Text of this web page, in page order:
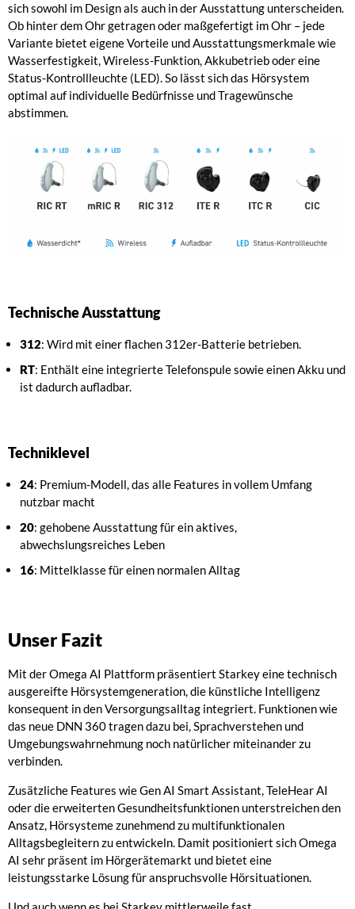
sich sowohl im Design als auch in der Ausstattung unterscheiden.
Ob hinter dem Ohr getragen oder maßgefertigt im Ohr – jede
Variante bietet eigene Vorteile und Ausstattungsmerkmale wie
Wasserfestigkeit, Wireless-Funktion, Akkubetrieb oder eine
Status-Kontrollleuchte (LED). So lässt sich das Hörsystem
optimal auf individuelle Bedürfnisse und Tragewünsche
abstimmen.
Technische Ausstattung
312: Wird mit einer flachen 312er-Batterie betrieben.
RT: Enthält eine integrierte Telefonspule sowie einen Akku und
ist dadurch aufladbar.
Techniklevel
24: Premium-Modell, das alle Features in vollem Umfang
nutzbar macht
20: gehobene Ausstattung für ein aktives,
abwechslungsreiches Leben
16: Mittelklasse für einen normalen Alltag
Unser Fazit
Mit der Omega AI Plattform präsentiert Starkey eine technisch
ausgereifte Hörsystemgeneration, die künstliche Intelligenz
konsequent in den Versorgungsalltag integriert. Funktionen wie
das neue DNN 360 tragen dazu bei, Sprachverstehen und
Umgebungswahrnehmung noch natürlicher miteinander zu
verbinden.
Zusätzliche Features wie Gen AI Smart Assistant, TeleHear AI
oder die erweiterten Gesundheitsfunktionen unterstreichen den
Ansatz, Hörsysteme zunehmend zu multifunktionalen
Alltagsbegleitern zu entwickeln. Damit positioniert sich Omega
AI sehr präsent im Hörgerätemarkt und bietet eine
leistungsstarke Lösung für anspruchsvolle Hörsituationen.